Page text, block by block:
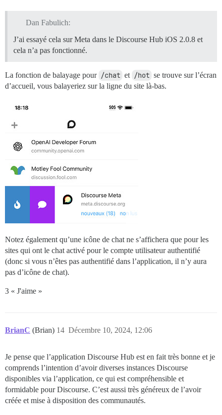
Dan Fabulich:
J’ai essayé cela sur Meta dans le Discourse Hub iOS 2.0.8 et
cela n’a pas fonctionné.
La fonction de balayage pour /chat et /hot se trouve sur l’écran
d’accueil, vous balayeriez sur la ligne du site là-bas.
Notez également qu’une icône de chat ne s’affichera que pour les
sites qui ont le chat activé pour le compte utilisateur authentifié
(donc si vous n’êtes pas authentifié dans l’application, il n’y aura
pas d’icône de chat).
3 « J'aime »
BrianC (Brian) Décembre 10, 2024, 12:06
14
Je pense que l’application Discourse Hub est en fait très bonne et je
comprends l’intention d’avoir diverses instances Discourse
disponibles via l’application, ce qui est compréhensible et
formidable pour Discourse. C’est aussi très généreux de l’avoir
créée et mise à disposition des communautés.